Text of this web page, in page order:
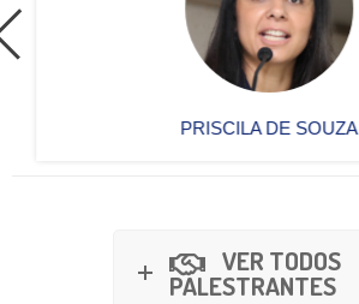
PRISCILA DE SOUZA
VER TODOS
PALESTRANTES